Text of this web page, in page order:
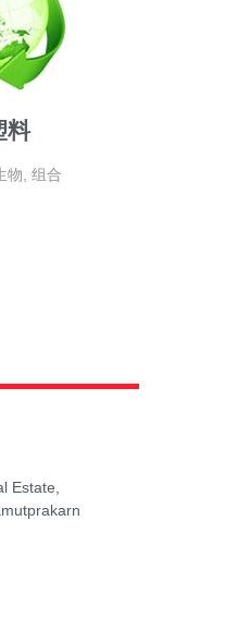
料
物, 组合
Estate,